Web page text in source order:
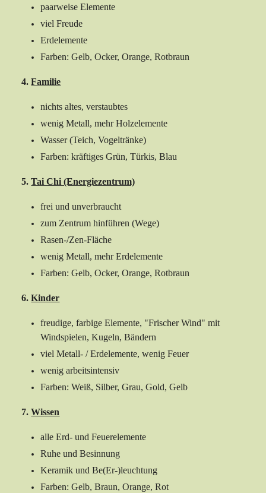
paarweise Elemente
viel Freude
Erdelemente
Farben: Gelb, Ocker, Orange, Rotbraun
4.Familie
nichts altes, verstaubtes
wenig Metall, mehr Holzelemente
Wasser (Teich, Vogeltränke)
Farben: kräftiges Grün, Türkis, Blau
5.Tai Chi (Energiezentrum)
frei und unverbraucht
zum Zentrum hinführen (Wege)
Rasen-/Zen-Fläche
wenig Metall, mehr Erdelemente
Farben: Gelb, Ocker, Orange, Rotbraun
6.Kinder
freudige, farbige Elemente, "Frischer Wind" mit
Windspielen, Kugeln, Bändern
viel Metall- / Erdelemente, wenig Feuer
wenig arbeitsintensiv
Farben: Weiß, Silber, Grau, Gold, Gelb
7.Wissen
alle Erd- und Feuerelemente
Ruhe und Besinnung
Keramik und Be(Er-)leuchtung
Farben: Gelb, Braun, Orange, Rot